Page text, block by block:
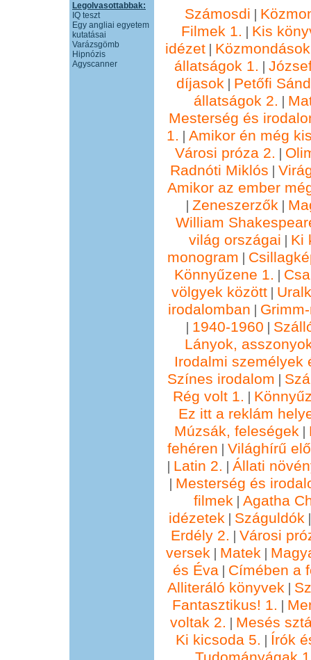
Legolvasottabbak:
IQ teszt
Egy angliai egyetem
kutatásai
Varázsgömb
Hipnózis
Agyscanner
Számosdi |
Filmek 1. | Kis
idézet |
állatságok 1. |
díjasok | Petőfi
állatságok 2. |
Mesterség és
1. | Amikor én még
Városi próza 2. |
Radnóti Miklós |
Amikor az ember
| Zeneszerzők |
William
világ országai | Ki
monogram |
Könnyűzene 1. |
völgyek között |
irodalomban |
| 1940-1960 |
Lányok,
Irodalmi személyek
Színes irodalom |
Rég volt 1. |
Ez itt a reklám
Múzsák, feleségek |
fehéren | Világhírű
| Latin 2. | Állati
| Mesterség és
filmek | Agatha
idézetek | Száguldók
Erdély 2. | Városi
versek | Matek |
és Éva | Címében a
Alliteráló könyvek |
Fantasztikus! 1. |
voltak 2. | Mesés
Ki kicsoda 5. | Írók